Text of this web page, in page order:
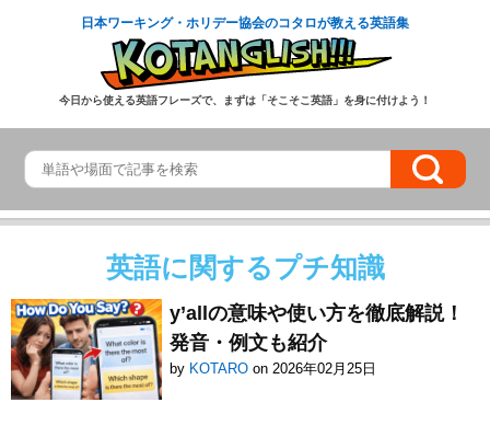
日本ワーキング・ホリデー協会のコタロが教える英語集
今日から使える英語フレーズで、まずは「そこそこ英語」を身に付けよう！
英語に関するプチ知識
y’allの意味や使い方を徹底解説！
発音・例文も紹介
by KOTARO on 2026年02月25日